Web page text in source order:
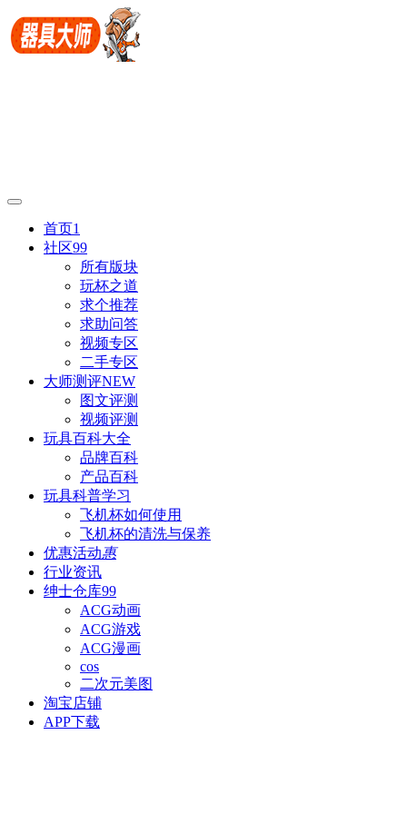
首页1
社区99
所有版块
玩杯之道
求个推荐
求助问答
视频专区
二手专区
大师测评NEW
图文评测
视频评测
玩具百科大全
品牌百科
产品百科
玩具科普学习
飞机杯如何使用
飞机杯的清洗与保养
优惠活动惠
行业资讯
绅士仓库99
ACG动画
ACG游戏
ACG漫画
cos
二次元美图
淘宝店铺
APP下载